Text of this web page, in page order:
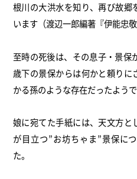
根川の大洪水を知り、再び故郷
います（渡辺一郎編著『伊能忠
至時の死後は、その息子・景
歳下の景保からは何かと頼り
かる孫のような存在だったようで
娘に宛てた手紙には、天文方と
が目立つ”お坊ちゃま”景保に
た。